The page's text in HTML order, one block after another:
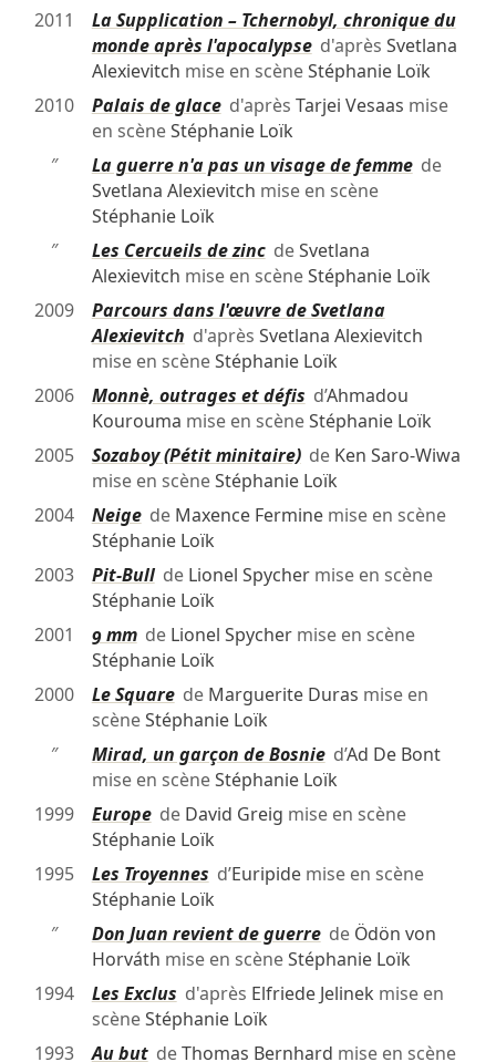
2011
La Supplication – Tchernobyl, chronique du
monde après l'apocalypsed'après Svetlana
Alexievitch mise en scèneStéphanie Loïk
2010
Palais de glaced'après Tarjei Vesaas mise
en scèneStéphanie Loïk
″
La guerre n'a pas un visage de femmede
Svetlana Alexievitch mise en scène
Stéphanie Loïk
″
Les Cercueils de zincdeSvetlana
Alexievitch mise en scèneStéphanie Loïk
2009
Parcours dans l'œuvre de Svetlana
Alexievitch d'après Svetlana Alexievitch
mise en scèneStéphanie Loïk
2006
Monnè, outrages et défis d’Ahmadou
Kourouma mise en scèneStéphanie Loïk
2005
Sozaboy (Pétit minitaire)de Ken Saro-Wiwa
mise en scèneStéphanie Loïk
2004
Neigede Maxence Ferminemise en scène
Stéphanie Loïk
2003
Pit-Bullde Lionel Spychermise en scène
Stéphanie Loïk
2001
9 mmde Lionel Spychermise en scène
Stéphanie Loïk
2000
Le Squarede Marguerite Duras mise en
scèneStéphanie Loïk
″
Mirad, un garçon de Bosnied’Ad De Bont
mise en scèneStéphanie Loïk
1999
Europede David Greig mise en scène
Stéphanie Loïk
1995
Les Troyennes d’Euripidemise en scène
Stéphanie Loïk
″
Don Juan revient de guerrede Ödön von
Horváth mise en scèneStéphanie Loïk
1994
Les Exclus d'après Elfriede Jelinek mise en
scèneStéphanie Loïk
1993
Au butdeThomas Bernhard mise en scène